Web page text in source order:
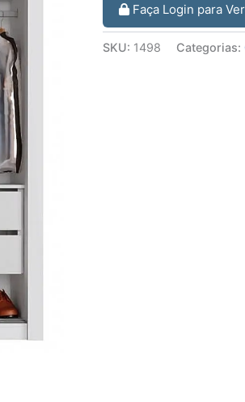
Faça Login para
SKU: 1498 Categorias: